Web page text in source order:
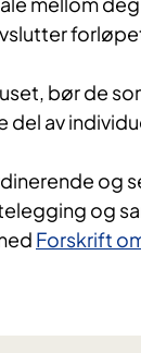
bør de
av
og
og
Forskrift